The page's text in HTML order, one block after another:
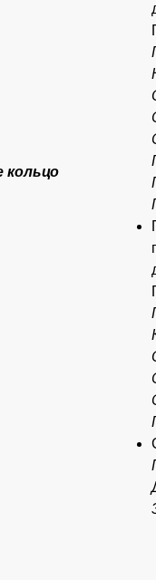
кольцо